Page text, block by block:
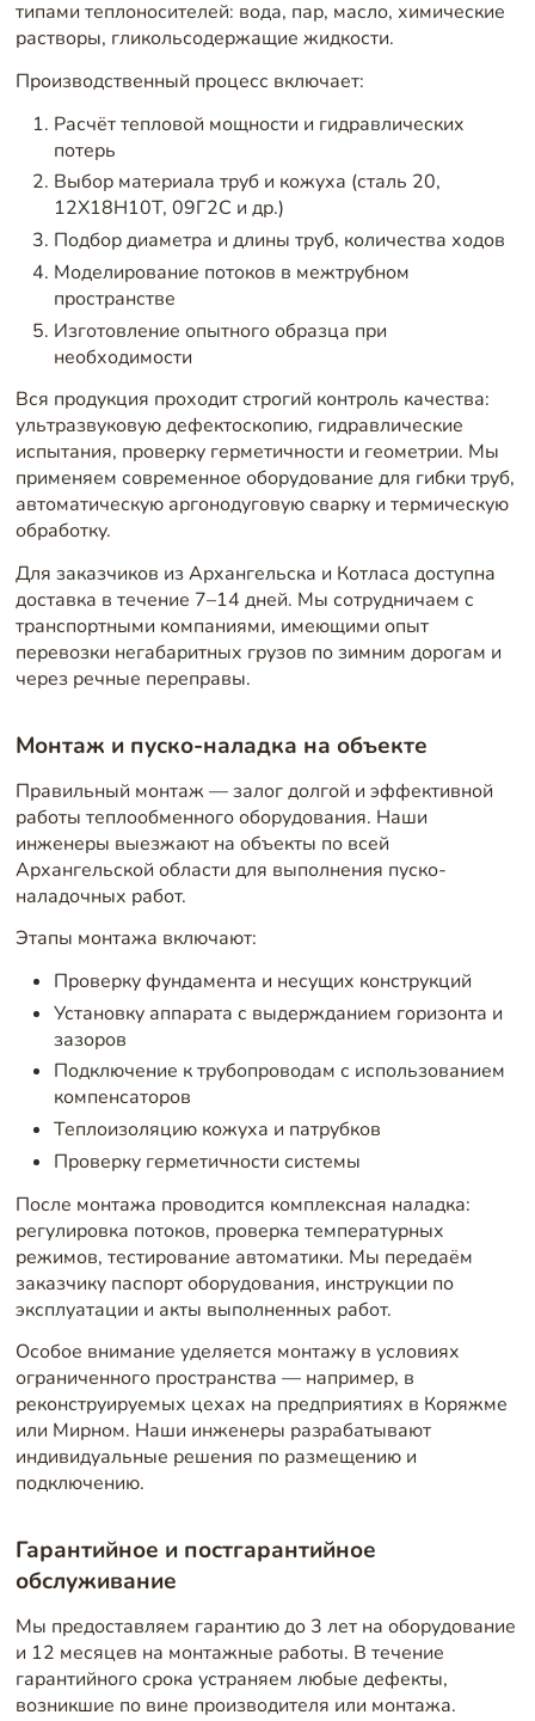
типами теплоносителей: вода, пар, масло, химические
растворы, гликольсодержащие жидкости.
Производственный процесс включает:
Расчёт тепловой мощности и гидравлических
потерь
Выбор материала труб и кожуха (сталь 20,
12Х18Н10Т, 09Г2С и др.)
Подбор диаметра и длины труб, количества ходов
Моделирование потоков в межтрубном
пространстве
Изготовление опытного образца при
необходимости
Вся продукция проходит строгий контроль качества:
ультразвуковую дефектоскопию, гидравлические
испытания, проверку герметичности и геометрии. Мы
применяем современное оборудование для гибки труб,
автоматическую аргонодуговую сварку и термическую
обработку.
Для заказчиков из Архангельска и Котласа доступна
доставка в течение 7–14 дней. Мы сотрудничаем с
транспортными компаниями, имеющими опыт
перевозки негабаритных грузов по зимним дорогам и
через речные переправы.
Монтаж и пуско-наладка на объекте
Правильный монтаж — залог долгой и эффективной
работы теплообменного оборудования. Наши
инженеры выезжают на объекты по всей
Архангельской области для выполнения пуско-
наладочных работ.
Этапы монтажа включают:
Проверку фундамента и несущих конструкций
Установку аппарата с выдержданием горизонта и
зазоров
Подключение к трубопроводам с использованием
компенсаторов
Теплоизоляцию кожуха и патрубков
Проверку герметичности системы
После монтажа проводится комплексная наладка:
регулировка потоков, проверка температурных
режимов, тестирование автоматики. Мы передаём
заказчику паспорт оборудования, инструкции по
эксплуатации и акты выполненных работ.
Особое внимание уделяется монтажу в условиях
ограниченного пространства — например, в
реконструируемых цехах на предприятиях в Коряжме
или Мирном. Наши инженеры разрабатывают
индивидуальные решения по размещению и
подключению.
Гарантийное и постгарантийное
обслуживание
Мы предоставляем гарантию до 3 лет на оборудование
и 12 месяцев на монтажные работы. В течение
гарантийного срока устраняем любые дефекты,
возникшие по вине производителя или монтажа.